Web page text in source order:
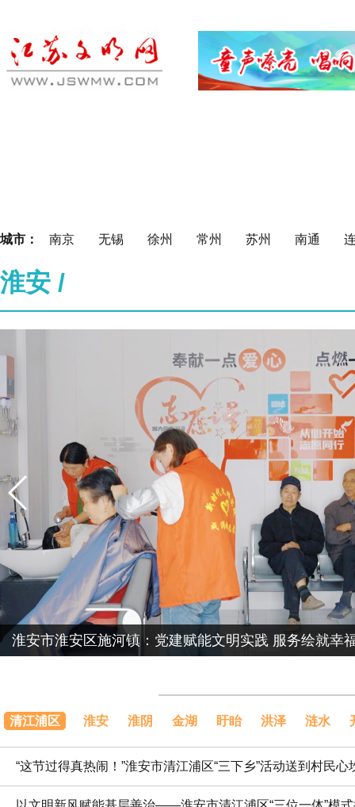
城市： 南京 无锡 徐州 常州 苏州 南通
淮安 /
淮安市淮安区施河镇：党建赋能文明实践 服务绘就幸
清江浦区 淮安 淮阴 金湖 盱眙 洪泽 涟水
“这节过得真热闹！”淮安市清江浦区“三下乡”活动送到村民心